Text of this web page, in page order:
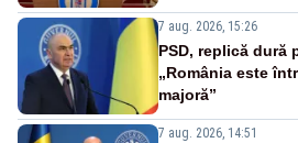
7 aug. 2026, 15:26
PSD, replică dură
„România este
majoră”
7 aug. 2026, 14:51